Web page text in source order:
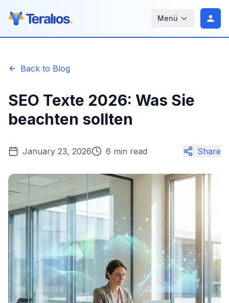
Menü
Back to Blog
SEO Texte 2026: Was Sie
beachten sollten
January 23, 2026 6 min read Share